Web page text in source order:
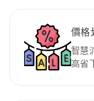
價格
智慧
高省